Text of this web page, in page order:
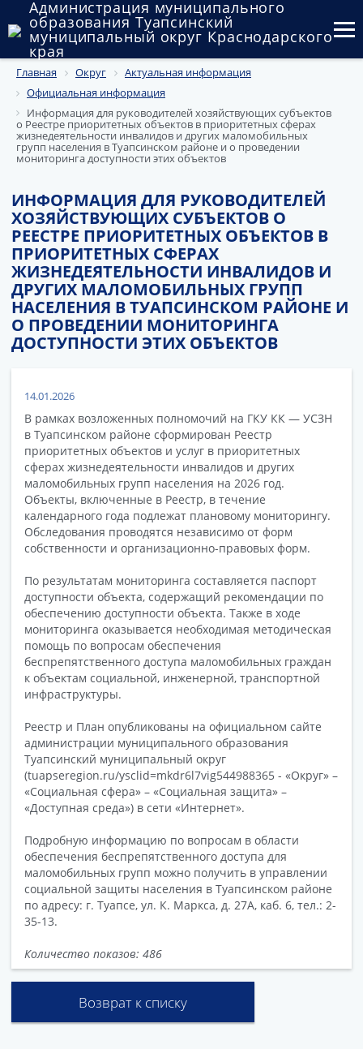
Администрация муниципального
образования Туапсинский
муниципальный округ Краснодарского
края
Округ
Администрация
Муниципальные закупки
Муниципальное имущество
Публичные слушания и общественные обсуждения
Документы
Главная Округ
Актуальная информация
Официальная информация
Информация для руководителей хозяйствующих субъектов
о Реестре приоритетных объектов в приоритетных сферах
жизнедеятельности инвалидов и других маломобильных
групп населения в Туапсинском районе и о проведении
мониторинга доступности этих объектов
ИНФОРМАЦИЯ ДЛЯ РУКОВОДИТЕЛЕЙ
ХОЗЯЙСТВУЮЩИХ СУБЪЕКТОВ О
РЕЕСТРЕ ПРИОРИТЕТНЫХ ОБЪЕКТОВ В
ПРИОРИТЕТНЫХ СФЕРАХ
ЖИЗНЕДЕЯТЕЛЬНОСТИ ИНВАЛИДОВ И
ДРУГИХ МАЛОМОБИЛЬНЫХ ГРУПП
НАСЕЛЕНИЯ В ТУАПСИНСКОМ РАЙОНЕ И
О ПРОВЕДЕНИИ МОНИТОРИНГА
ДОСТУПНОСТИ ЭТИХ ОБЪЕКТОВ
14.01.2026
В рамках возложенных полномочий на ГКУ КК — УСЗН
в Туапсинском районе сформирован Реестр
приоритетных объектов и услуг в приоритетных
сферах жизнедеятельности инвалидов и других
маломобильных групп населения на 2026 год.
Объекты, включенные в Реестр, в течение
календарного года подлежат плановому мониторингу.
Обследования проводятся независимо от форм
собственности и организационно-правовых форм.
По результатам мониторинга составляется паспорт
доступности объекта, содержащий рекомендации по
обеспечению доступности объекта. Также в ходе
мониторинга оказывается необходимая методическая
помощь по вопросам обеспечения
беспрепятственного доступа маломобильных граждан
к объектам социальной, инженерной, транспортной
инфраструктуры.
Реестр и План опубликованы на официальном сайте
администрации муниципального образования
Туапсинский муниципальный округ
(tuapseregion.ru/ysclid=mkdr6l7vig544988365 - «Округ» –
«Социальная сфера» – «Социальная защита» –
«Доступная среда») в сети «Интернет».
Подробную информацию по вопросам в области
обеспечения беспрепятственного доступа для
маломобильных групп можно получить в управлении
социальной защиты населения в Туапсинском районе
по адресу: г. Туапсе, ул. К. Маркса, д. 27А, каб. 6, тел.: 2-
35-13.
Количество показов: 486
Возврат к списку